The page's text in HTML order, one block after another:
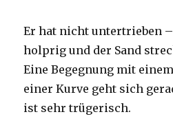
Er hat nicht untertrieben
holprig und der Sand
Eine Begegnung mit
einer Kurve geht sich
ist sehr trügerisch.